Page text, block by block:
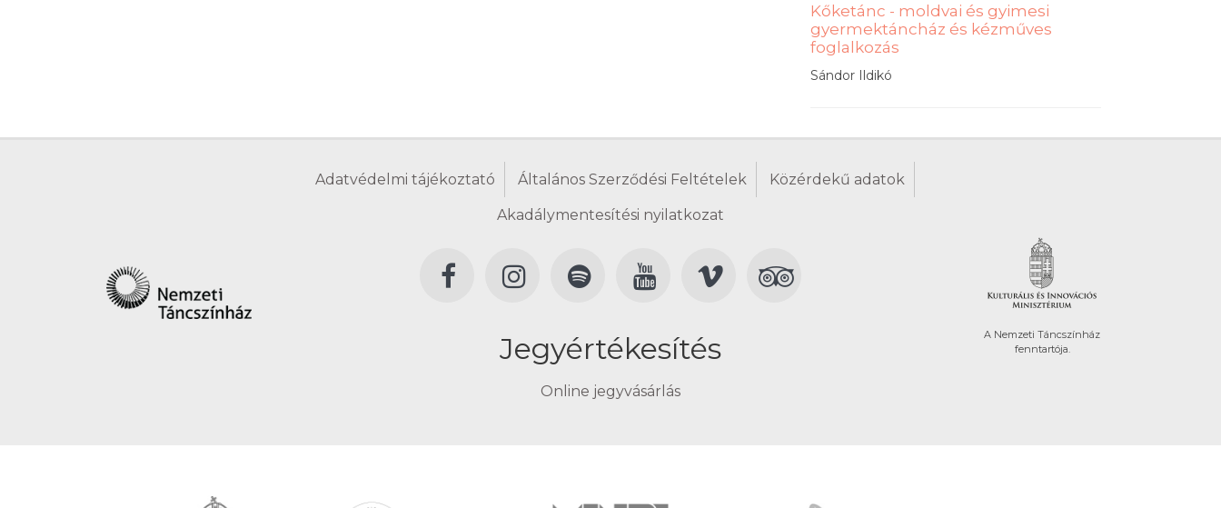
Kőketánc - moldvai és gyimesi
gyermektáncház és kézműves
foglalkozás
Sándor Ildikó
Adatvédelmi tájékoztató Általános Szerződési Feltételek Közérdekű adatok
Akadálymentesítési nyilatkozat
Jegyértékesítés
Online jegyvásárlás
A Nemzeti Táncszínház
fenntartója.